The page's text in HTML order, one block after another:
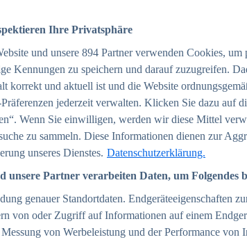
2025
2025
Ihre Privatsphäre
und unsere 894 Partner verwenden Cookies, um
Kennungen zu speichern und darauf zuzugreifen.
korrekt und aktuell ist und die Website
jederzeit verwalten. Klicken Sie dazu auf
Wenn Sie einwilligen, werden wir diese Mittel
zu sammeln. Diese Informationen dienen zur
unseres Dienstes. Datenschutzerklärung.
unsere Partner verarbeiten Daten, um Folgendes
genauer Standortdaten. Endgeräteeigenschaften
von oder Zugriff auf Informationen auf einem
von Werbeleistung und der Performance von